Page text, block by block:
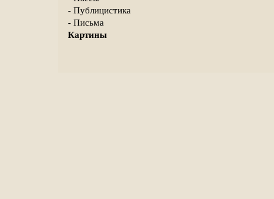
- Публицистика
- Письма
Картины